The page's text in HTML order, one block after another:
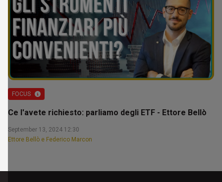
FOCUS
Ce l'avete richiesto: parliamo degli ETF - Ettore Bellò
September 13, 2024 12:30
Ettore Bellò e Federico Marcon